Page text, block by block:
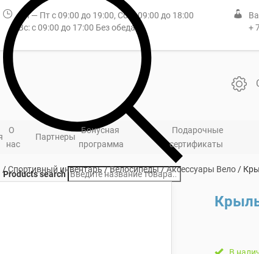
Пн — Пт с 09:00 до 19:00, Сб: с 09:00 до 18:00
Вс: с 09:00 до 17:00 Без обеда
+
Products search
О
нас
Партнеры
Бонусная
программа
Подарочные
сертификаты
/Спортивный инвентарь/Велосипеды/Аксессуары Вело/